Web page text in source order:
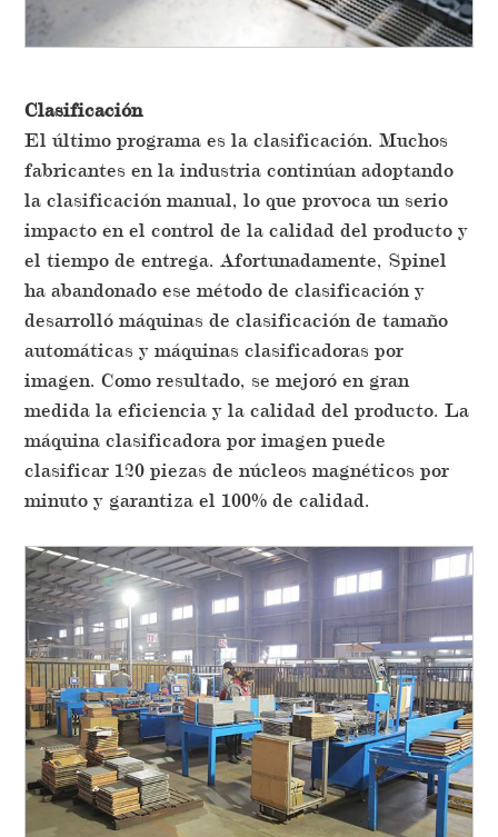
Clasificación
El último programa es la clasificación. Muchos
fabricantes en la industria continúan adoptando
la clasificación manual, lo que provoca un serio
impacto en el control de la calidad del producto y
el tiempo de entrega. Afortunadamente, Spinel
ha abandonado ese método de clasificación y
desarrolló máquinas de clasificación de tamaño
automáticas y máquinas clasificadoras por
imagen. Como resultado, se mejoró en gran
medida la eficiencia y la calidad del producto. La
máquina clasificadora por imagen puede
clasificar 120 piezas de núcleos magnéticos por
minuto y garantiza el 100% de calidad.